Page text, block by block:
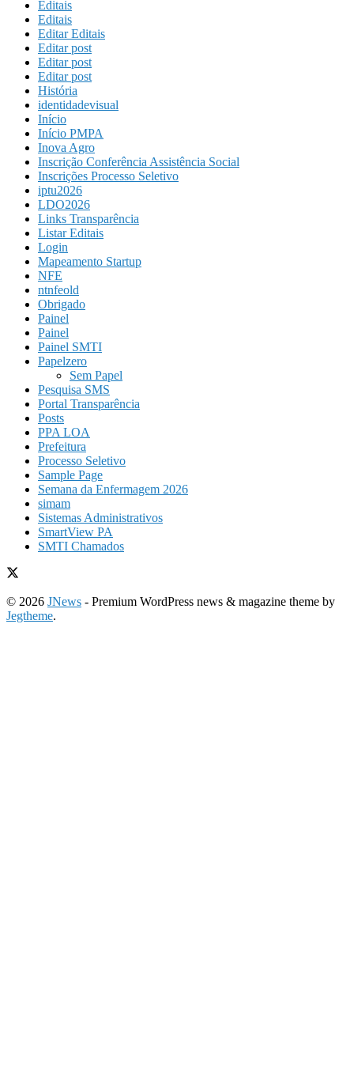
Editais
Editais
Editar Editais
Editar post
Editar post
Editar post
História
identidadevisual
Início
Início PMPA
Inova Agro
Inscrição Conferência Assistência Social
Inscrições Processo Seletivo
iptu2026
LDO2026
Links Transparência
Listar Editais
Login
Mapeamento Startup
NFE
ntnfeold
Obrigado
Painel
Painel
Painel SMTI
Papelzero
Sem Papel
Pesquisa SMS
Portal Transparência
Posts
PPA LOA
Prefeitura
Processo Seletivo
Sample Page
Semana da Enfermagem 2026
simam
Sistemas Administrativos
SmartView PA
SMTI Chamados
© 2026 JNews - Premium WordPress news & magazine theme by
Jegtheme.